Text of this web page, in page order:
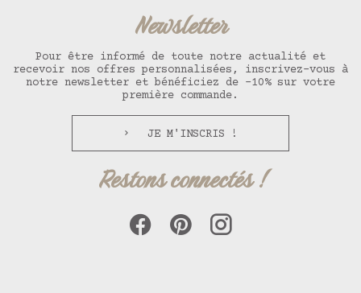
Newsletter
Pour être informé de toute notre actualité et
recevoir nos offres personnalisées, inscrivez-vous à
notre newsletter et bénéficiez de -10% sur votre
première commande.
JE M'INSCRIS !
Restons connectés !